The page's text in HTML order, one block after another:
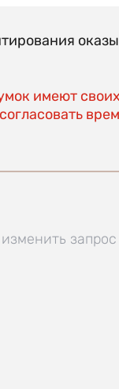
имеют
запрос